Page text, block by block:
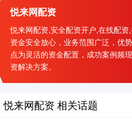
悦来网配资
悦来网配资,安全配资开户,在线配
资金安全放心，业务范围广泛，优
点为灵活的资金配置，成功案例频
资解决方案。
悦来网配资 相关话题